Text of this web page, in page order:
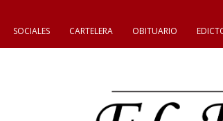
SOCIALES CARTELERA OBITUARIO